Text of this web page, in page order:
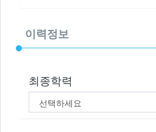
이력정보
최종학력